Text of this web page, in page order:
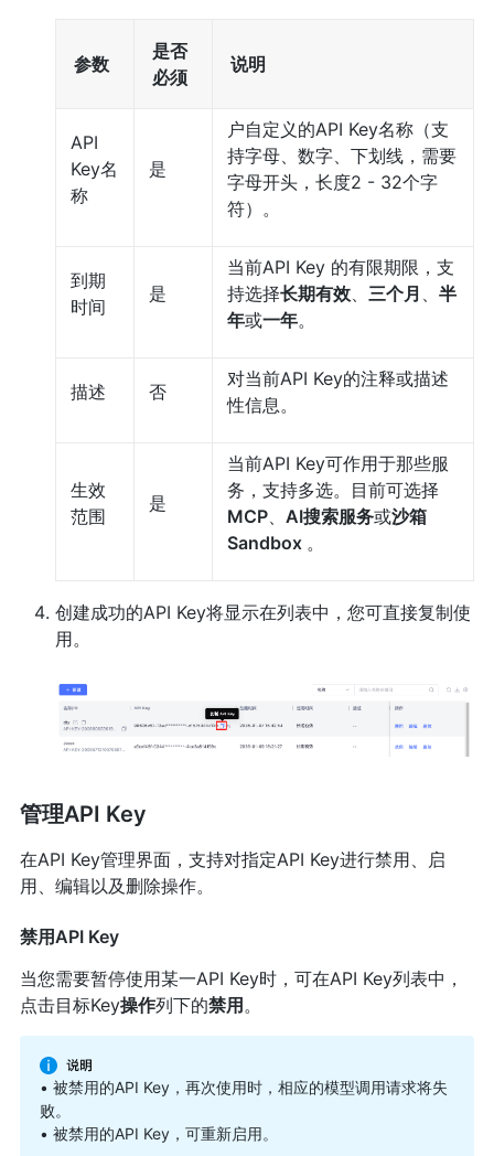
参数
是否
必须
说明
API
Key名
称
是
户自定义的API Key名称（支
持字母、数字、下划线，需要
字母开头，长度2 - 32个字
符）。
到期
时间
是
当前API Key 的有限期限，支
持选择长期有效、 三个月
半
年或一年。
描述 否
对当前API Key的注释或描述
性信息。
生效
范围
是
当前API Key可作用于那些服
务，支持多选。目前可选择
MCP、 AI搜索服务或沙箱
Sandbox 。
创建成功的API Key将显示在列表中，您可直接复制使
用。
管理API Key
在API Key管理界面，支持对指定API Key进行禁用、启
用、编辑以及删除操作。
禁用API Key
当您需要暂停使用某一API Key时，可在API Key列表中，
点击目标Key操作列下的禁用。
• 被禁用的API Key，再次使用时，相应的模型调用请求将失
败。
• 被禁用的API Key，可重新启用。